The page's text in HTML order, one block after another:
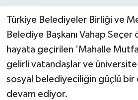
Türkiye Belediyeler Birliği ve
Belediye Başkanı Vahap Seçer
hayata geçirilen 'Mahalle
gelirli vatandaşlar ve
sosyal belediyeciliğin güçlü bir
devam ediyor.